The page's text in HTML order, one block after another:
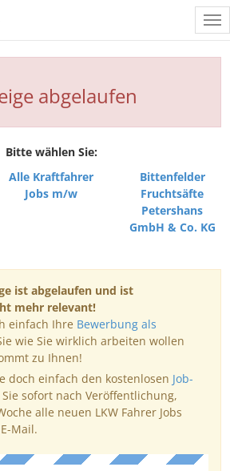
abgelaufen
Bitte wählen Sie:
Alle Kraftfahrer
Jobs m/w
Bittenfelder
Fruchtsäfte
Petershans
GmbH & Co. KG
ist abgelaufen und ist
mehr relevant!
einfach Ihre Bewerbung als
wie Sie wirklich arbeiten wollen
zu Ihnen!
doch einfach den kostenlosen Job-
sofort nach Veröffentlichung,
alle neuen LKW Fahrer Jobs
Mail.